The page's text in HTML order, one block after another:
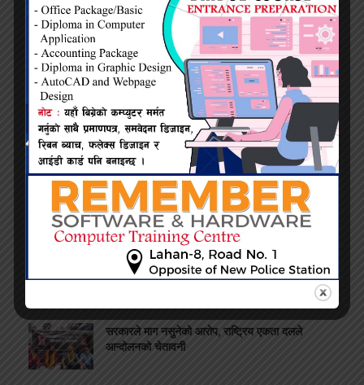
धार्मिक आस्थामाथि आक्रमण भएको आरोप, विश्व हिन्दू
परिषद्ले अघि सार्यो आठबुँदे माग
गरिब र ज्येष्ठ नागरिकलाई गाउँमै आँखा सेवा, जगतपुरमा
निःशुल्क शिविर २ सय नागरिक लाभाम्बित
कमिशन नदिँदा दुःख दिइयो’ भन्ने सहकारी सञ्चालकको
आरोप, वडा अध्यक्षद्वारा अस्वीकार
५० लाखको शिव मन्दिर र वडा कार्यालयका लागि जग्गा दान,
समाजसेवी न्यौपाने बने प्रेरणाको स्रोत
सार्वजनिक विकासमा निजी त्याग: वडा कार्यालयका लागि
जग्गा दिए समाजसेवी न्यौपानेले
सरकारले माग नसुनेको आरोप, राष्ट्रिय एकता दलले
आन्दोलनको चेतावनी